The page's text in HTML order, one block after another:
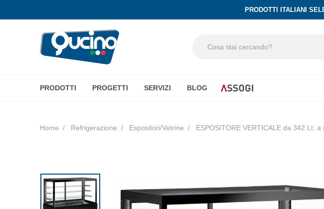
PRODOTTI ITALIANI
PRODOTTI PROGETTI SERVIZI BLOG
Home Refrigerazione Espositori/Vetrine ESPOSITORE VERTICALE da 342 Lt.